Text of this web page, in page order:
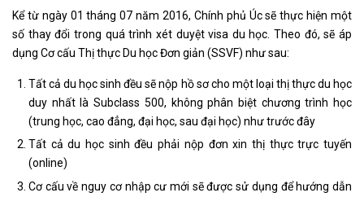
Kể từ ngày 01 tháng 07 năm 2016, Chính phủ Úc sẽ thực hiện một
số thay đổi trong quá trình xét duyệt visa du học. Theo đó, sẽ áp
dụng Cơ cấu Thị thực Du học Đơn giản (SSVF) như sau:
Tất cả du học sinh đều sẽ nộp hồ sơ cho một loại thị thực du học
duy nhất là Subclass 500, không phân biệt chương trình học
(trung học, cao đẳng, đại học, sau đại học) như trước đây
Tất cả du học sinh đều phải nộp đơn xin thị thực trực tuyến
(online)
Cơ cấu về nguy cơ nhập cư mới sẽ được sử dụng để hướng dẫn